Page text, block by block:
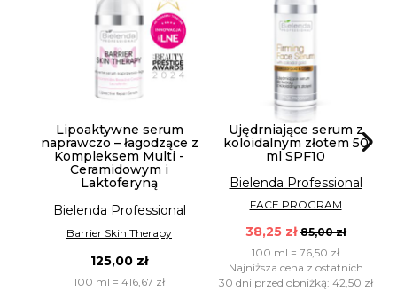
Lipoaktywne serum
naprawczo – łagodzące z
Kompleksem Multi -
Ceramidowym i
Laktoferyną
Bielenda Professional
Barrier Skin Therapy
125,00 zł
100 ml = 416,67 zł
Ujędrniające serum z
koloidalnym złotem 50
ml SPF10
Bielenda Professional
FACE PROGRAM
38,25 zł 85,00 zł
100 ml = 76,50 zł
Najniższa cena z ostatnich
30 dni przed obniżką: 42,50 zł